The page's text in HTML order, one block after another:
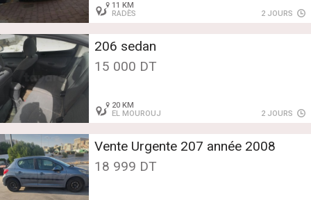
11 KM
RADÈS
2 JOURS
206 sedan
15 000 DT
20 KM
EL MOUROUJ
2 JOURS
Vente Urgente 207 année 2008
18 999 DT